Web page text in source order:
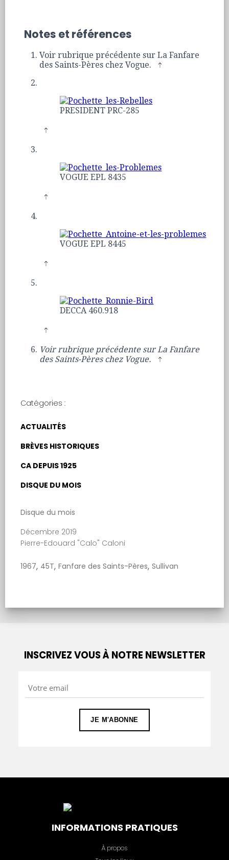
Notes et références
Voir rubrique précédente sur La Fanfare
des Saints-Pères chez Vogue.
PRESIDENT PRC-285
VOGUE EPL 8435
VOGUE EPL 8445
DECCA 460.918
Voir rubrique précédente sur La Fanfare
des Saints-Pères chez Vogue.
Catégories :
ACTUALITÉS
BRÈVES HISTORIQUES
CA DEPUIS 1925
DISQUE DU MOIS
Disque du mois
Décembre 2019
Pierre-Edouard "Calo" Caloni
1967, 45T, Fanfare des Saints-Pères, Sullivan
INSCRIVEZ VOUS À NOTRE NEWSLETTER
INFORMATIONS PRATIQUES
À propos